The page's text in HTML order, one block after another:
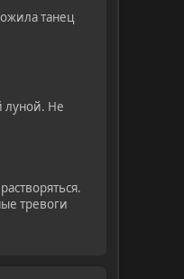
танец
луной. Не
тревоги